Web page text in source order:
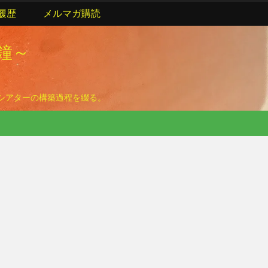
～
ターの構築過程を綴る。
歴 メルマガ購読